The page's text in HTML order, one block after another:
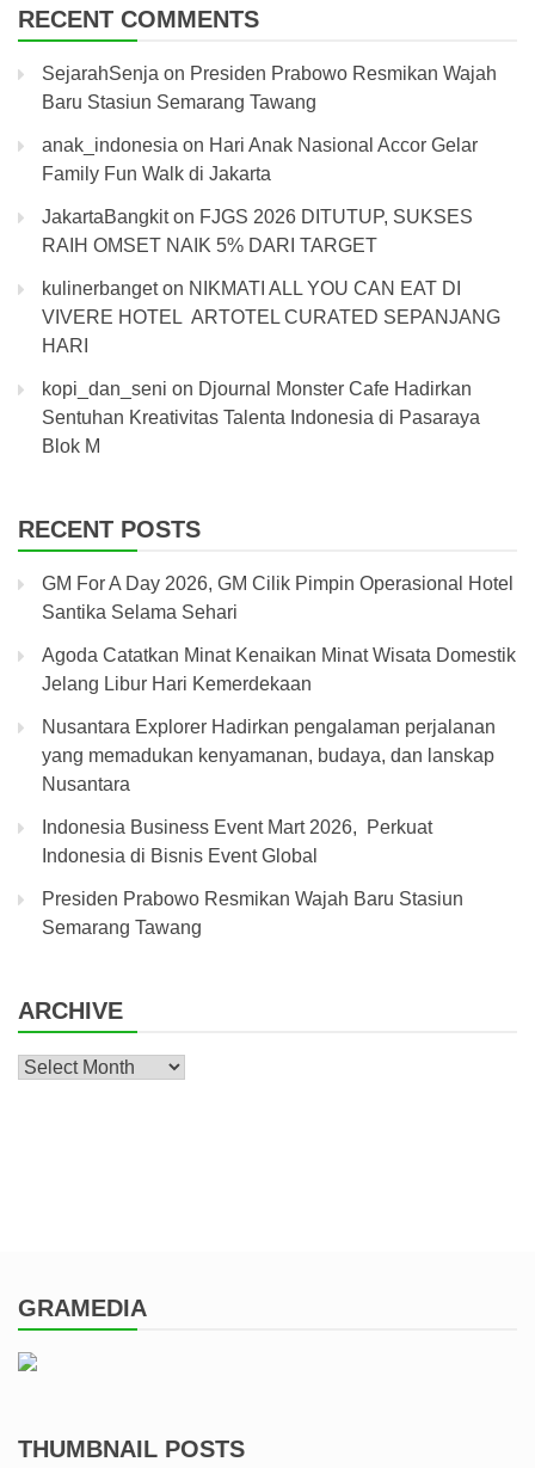
RECENT COMMENTS
SejarahSenja on Presiden Prabowo Resmikan Wajah
Baru Stasiun Semarang Tawang
anak_indonesia on Hari Anak Nasional Accor Gelar
Family Fun Walk di Jakarta
JakartaBangkiton FJGS 2026 DITUTUP, SUKSES
RAIH OMSET NAIK 5% DARI TARGET
kulinerbangeton NIKMATI ALL YOU CAN EAT DI
VIVERE HOTEL ARTOTEL CURATED SEPANJANG
HARI
kopi_dan_seni on Djournal Monster Cafe Hadirkan
Sentuhan Kreativitas Talenta Indonesia di Pasaraya
Blok M
RECENT POSTS
GM For A Day 2026, GM Cilik Pimpin Operasional Hotel
Santika Selama Sehari
Agoda Catatkan Minat Kenaikan Minat Wisata Domestik
Jelang Libur Hari Kemerdekaan
Nusantara Explorer Hadirkan pengalaman perjalanan
yang memadukan kenyamanan, budaya, dan lanskap
Nusantara
Indonesia Business Event Mart 2026, Perkuat
Indonesia di Bisnis Event Global
Presiden Prabowo Resmikan Wajah Baru Stasiun
Semarang Tawang
ARCHIVE
Archive
GRAMEDIA
THUMBNAIL POSTS